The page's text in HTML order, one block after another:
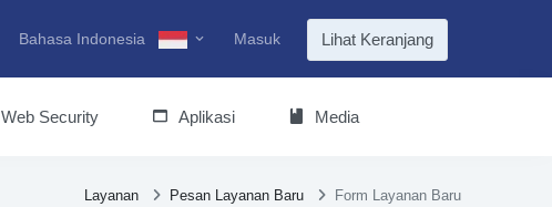
Bahasa Indonesia Masuk Lihat Keranjang
Web Security Aplikasi Media
Layanan Pesan Layanan Baru Form Layanan Baru